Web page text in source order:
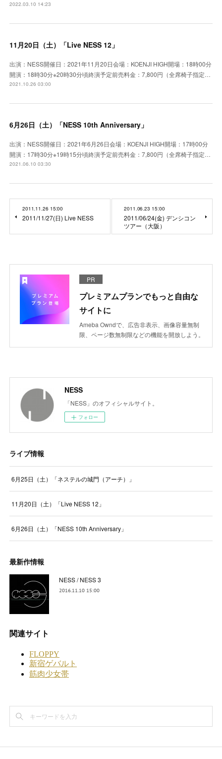
2022.03.10 14:23
11月20日（土）「Live NESS 12」
出演：NESS開催日：2021年11月20日会場：KOENJI HIGH開場：18時00分
開演：18時30分※20時30分頃終演予定前売料金：7,800円（全席椅子指定…
2021.10.26 03:00
6月26日（土）「NESS 10th Anniversary」
出演：NESS開催日：2021年6月26日会場：KOENJI HIGH開場：17時00分
開演：17時30分※19時15分頃終演予定前売料金：7,800円（全席椅子指定…
2021.06.10 03:30
2011.11.26 15:00
2011/11/27(日) Live NESS
2011.06.23 15:00
2011/06/24(金) デンシコン
ツアー（大阪）
PR
プレミアムプランでもっと自由な
サイトに
Ameba Owndで、広告非表示、画像容量無制
限、ページ数無制限などの機能を開放しよう。
NESS
「NESS」のオフィシャルサイト。
フォロー
ライブ情報
6月25日（土）「ネステルの城門（アーチ）」
11月20日（土）「Live NESS 12」
6月26日（土）「NESS 10th Anniversary」
最新作情報
NESS / NESS 3
2016.11.10 15:00